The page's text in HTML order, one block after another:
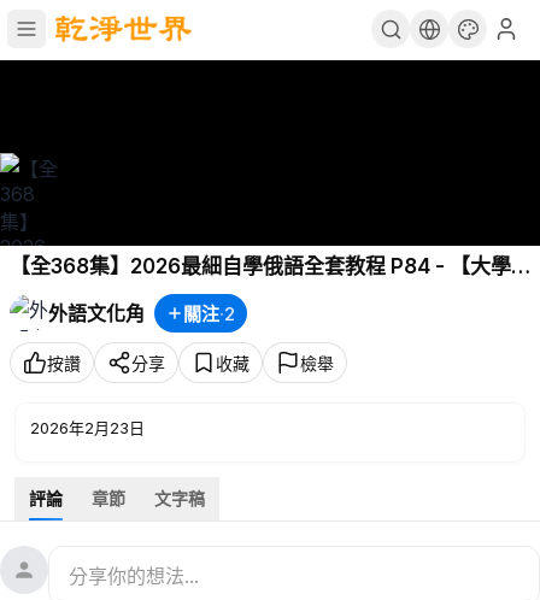
【全368集】2026最細自學俄語全套教程 P84 - 【大學
俄語】第2課 言語訓練（句型）
外語文化角
關注·2
按讚 分享 收藏 檢舉
2026年2月23日
評論 章節 文字稿